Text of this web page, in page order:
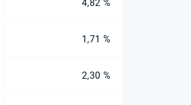
4,82 %
1,71 %
2,30 %